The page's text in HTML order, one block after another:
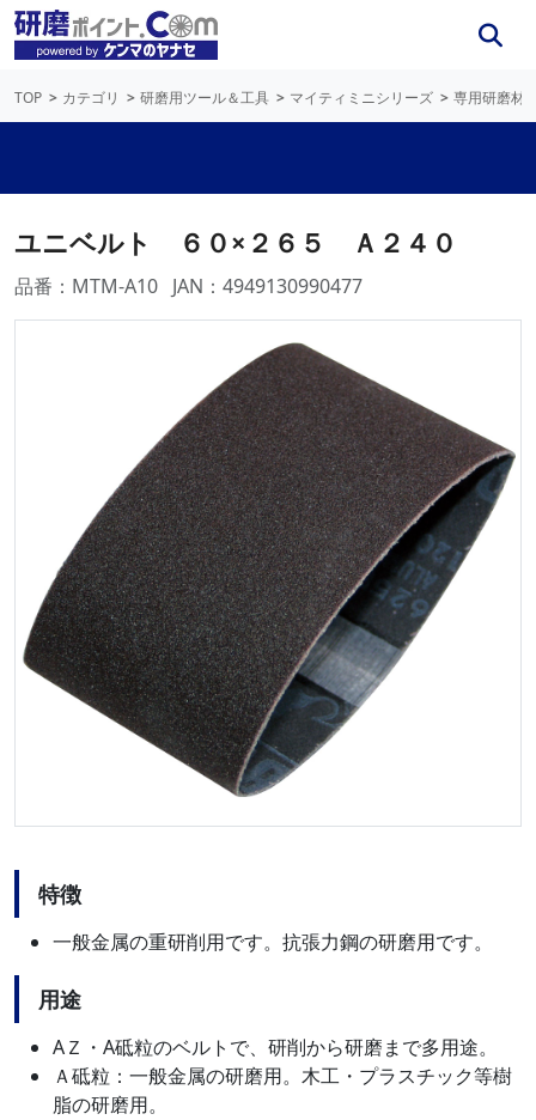
TOP カテゴリ 研磨用ツール＆工具 マイティミニシリーズ 専用研磨材
ユニベルト ６０×２６５ Ａ２４０
品番：MTM-A10 JAN：4949130990477
特徴
一般金属の重研削用です。抗張力鋼の研磨用です。
用途
AＺ・A砥粒のベルトで、研削から研磨まで多用途。
Ａ砥粒：一般金属の研磨用。木工・プラスチック等樹
脂の研磨用。